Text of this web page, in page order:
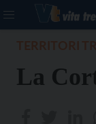
La